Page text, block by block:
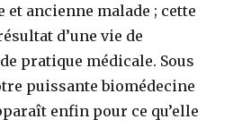
et ancienne malade ; cette
d’une vie de
pratique médicale. Sous
puissante biomédecine
enfin pour ce qu’elle